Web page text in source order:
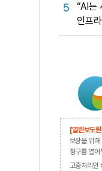
5
“AI는
인프
[열린보도
보장을 위
창구를 열
고충처리